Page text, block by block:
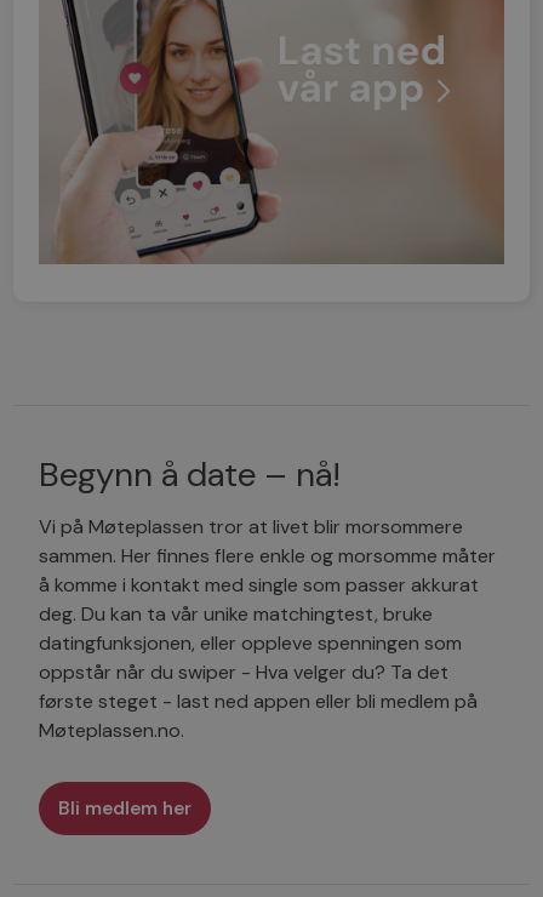
Begynn å date – nå!
Vi på Møteplassen tror at livet blir morsommere
sammen. Her finnes flere enkle og morsomme måter
å komme i kontakt med single som passer akkurat
deg. Du kan ta vår unike matchingtest, bruke
datingfunksjonen, eller oppleve spenningen som
oppstår når du swiper - Hva velger du? Ta det
første steget - last ned appen eller bli medlem på
Møteplassen.no.
Bli medlem her